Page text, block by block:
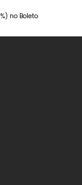
no Boleto